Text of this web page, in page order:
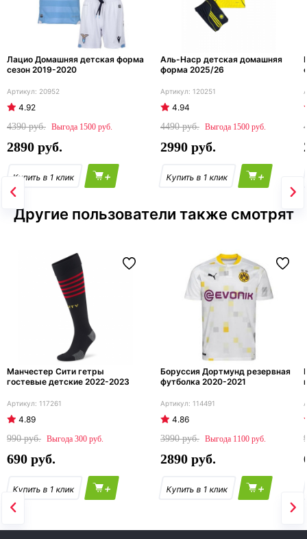
Лацио Домашняя детская форма
сезон 2019-2020
20952
4.92
4390
1500
2890
+
Аль-Наср детская домашняя
форма 2025/26
120251
4.94
4490
1500
2990
+
Другие пользователи также смотрят
Манчестер Сити гетры
гостевые детские 2022-2023
117261
4.89
990
300
690
+
Боруссия Дортмунд резервная
футболка 2020-2021
114491
4.86
3990
1100
2890
+